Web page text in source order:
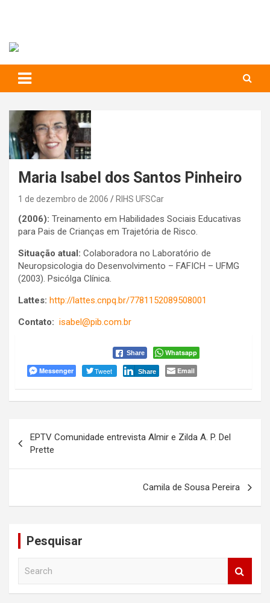
Maria Isabel dos Santos Pinheiro
1 de dezembro de 2006 RIHS UFSCar
(2006): Treinamento em Habilidades Sociais Educativas
para Pais de Crianças em Trajetória de Risco.
Situação atual: Colaboradora no Laboratório de
Neuropsicologia do Desenvolvimento – FAFICH – UFMG
(2003). Psicólga Clínica.
Lattes: http://lattes.cnpq.br/7781152089508001
Contato: isabel@pib.com.br
Share
Whatsapp
Messenger
Tweet Share Email
de
Post
EPTV Comunidade entrevista Almir e Zilda A. P. Del
Prette
Camila de Sousa Pereira
Pesquisar